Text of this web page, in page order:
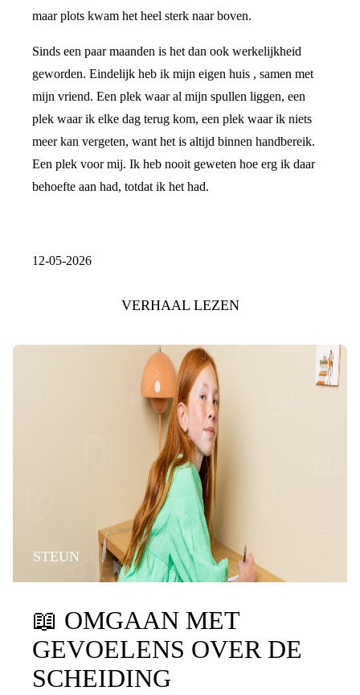
maar plots kwam het heel sterk naar boven.
Sinds een paar maanden is het dan ook werkelijkheid
geworden. Eindelijk heb ik mijn eigen huis , samen met
mijn vriend. Een plek waar al mijn spullen liggen, een
plek waar ik elke dag terug kom, een plek waar ik niets
meer kan vergeten, want het is altijd binnen handbereik.
Een plek voor mij. Ik heb nooit geweten hoe erg ik daar
behoefte aan had, totdat ik het had.
12-05-2026
VERHAAL LEZEN
STEUN
📖 OMGAAN MET
GEVOELENS OVER DE
SCHEIDING